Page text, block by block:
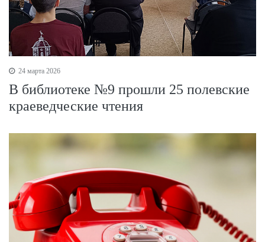
24 марта 2026
В библиотеке №9 прошли 25 полевские
краеведческие чтения